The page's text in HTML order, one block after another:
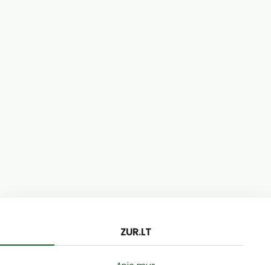
ZUR.LT